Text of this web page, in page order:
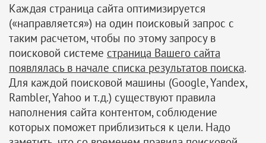
Каждая страница сайта оптимизируется
(«направляется») на один поисковый запрос с
таким расчетом, чтобы по этому запросу в
поисковой системе страница Вашего сайта
появлялась в начале списка результатов поиска.
Для каждой поисковой машины (Google, Yandex,
Rambler, Yahoo и т.д.) существуют правила
наполнения сайта контентом, соблюдение
которых поможет приблизиться к цели. Надо